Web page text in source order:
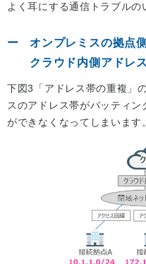
よく耳にする通信トラブルの
オンプレミスの拠点
クラウド内側アドレ
下図3「アドレス帯の重複」
スのアドレス帯がバッティ
ができなくなってしまいます。